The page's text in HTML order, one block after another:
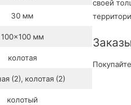
30 мм
100×100 мм
колотая
(2), колотая (2)
колотый
своей